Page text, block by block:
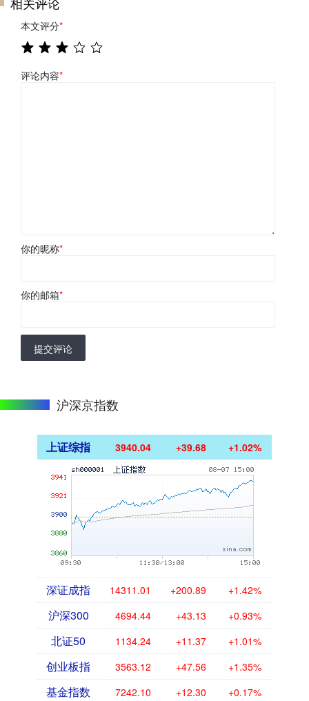
本文评分*
评论内容*
你的昵称*
你的邮箱*
提交评论
沪深京指数
上证综指 3940.04 +39.68 +1.02%
深证成指 14311.01 +200.89 +1.42%
沪深300 4694.44 +43.13 +0.93%
北证50 1134.24 +11.37 +1.01%
创业板指 3563.12 +47.56 +1.35%
基金指数 7242.10 +12.30 +0.17%